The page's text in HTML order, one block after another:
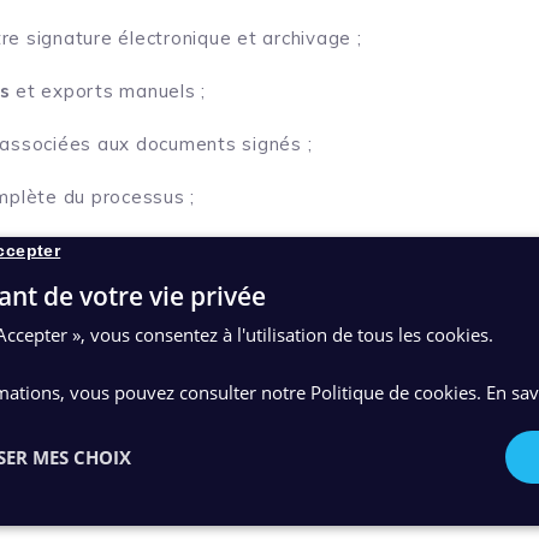
signature électronique et archivage ;
et exports manuels ;
associées aux documents signés ;
du processus ;
documents à valeur juridique.
ainsi dans un processus d’archivage maîtrisé, sans
EN CONSTANTE ÉVOLUTION
confirme la capacité de
à
de votre vie privée
», vous consentez à l'utilisation de tous les cookies.
vous pouvez consulter notre Politique de cookies. En
MES CHOIX